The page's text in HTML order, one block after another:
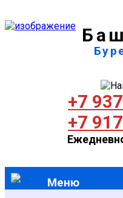
+7
+7
Меню